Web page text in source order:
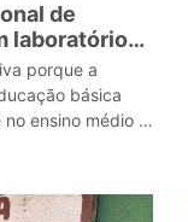
de
laboratórios
porque a
básica
ensino médio –